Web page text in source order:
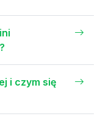
i czym się